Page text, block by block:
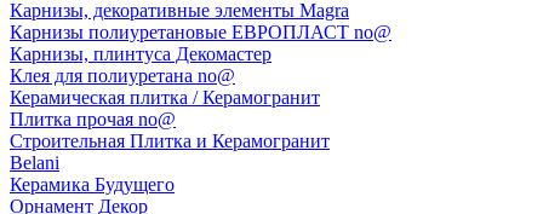
Карнизы, декоративные элементы Magra
Карнизы полиуретановые ЕВРОПЛАСТ no@
Карнизы, плинтуса Декомастер
Клея для полиуретана no@
Керамическая плитка / Керамогранит
Плитка прочая no@
Строительная Плитка и Керамогранит
Belani
Керамика Будущего
Орнамент Декор